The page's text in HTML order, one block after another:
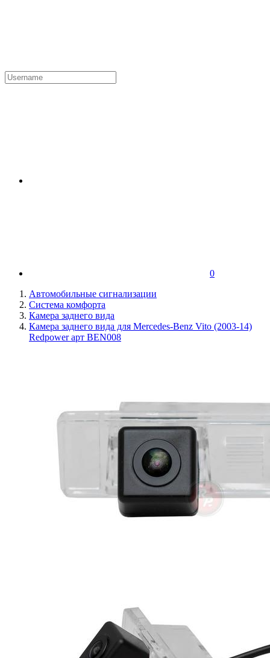
0
Автомобильные сигнализации
Система комфорта
Камера заднего вида
Камера заднего вида для Mercedes-Benz Vito (2003-14)
Redpower арт BEN008